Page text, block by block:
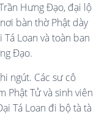
Hưng Đạo, đại lộ
bàn thờ Phật dày
Loan và toàn ban
Đạo.
ngút. Các sư cô
Phật Tử và sinh viên
Tá Loan đi bộ tà tà